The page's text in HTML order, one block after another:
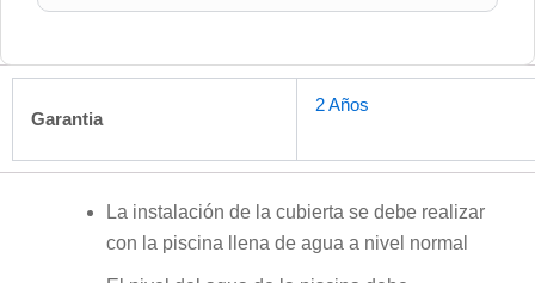
Garantia
2 Años
La instalación de la cubierta se debe realizar
con la piscina llena de agua a nivel normal